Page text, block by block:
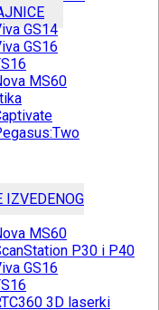
GS14
GS16
MS60
MS60
P30 i P40
GS16
3D laserki